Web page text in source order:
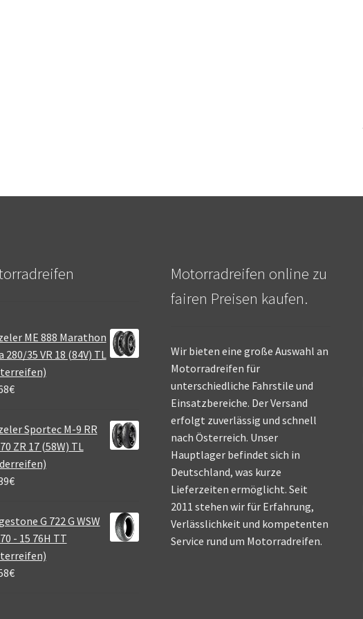
ME 888 Marathon
280/35 VR 18 (84V) TL
€
Sportec M-9 RR
ZR 17 (58W) TL
€
G 722 G WSW
- 15 76H TT
€
Motorradreifen online zu
fairen Preisen kaufen.
Wir bieten eine große Auswahl an
Motorradreifen für
unterschiedliche Fahrstile und
Einsatzbereiche. Der Versand
erfolgt zuverlässig und schnell
nach Österreich. Unser
Hauptlager befindet sich in
Deutschland, was kurze
Lieferzeiten ermöglicht. Seit
2011 stehen wir für Erfahrung,
Verlässlichkeit und kompetenten
Service rund um Motorradreifen.